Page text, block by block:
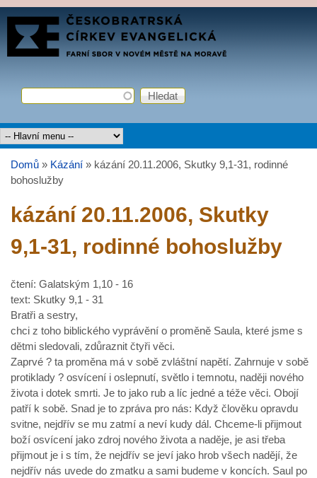
Přejít k hlavnímu obsahu
FARNÍ
SBOR
Vyhledávání
Hledat
Hlavní menu
Jste zde
Domů » Kázání » kázání 20.11.2006, Skutky 9,1-31, rodinné
bohoslužby
kázání 20.11.2006, Skutky
9,1-31, rodinné bohoslužby
čtení: Galatským 1,10 - 16
text: Skutky 9,1 - 31
Bratři a sestry,
chci z toho biblického vyprávění o proměně Saula, které jsme s
dětmi sledovali, zdůraznit čtyři věci.
Zaprvé ? ta proměna má v sobě zvláštní napětí. Zahrnuje v sobě
protiklady ? osvícení i oslepnutí, světlo i temnotu, naději nového
života i dotek smrti. Je to jako rub a líc jedné a téže věci. Obojí
patří k sobě. Snad je to zpráva pro nás: Když člověku opravdu
svitne, nejdřív se mu zatmí a neví kudy dál. Chceme-li přijmout
boží osvícení jako zdroj nového života a naděje, je asi třeba
přijmout je i s tím, že nejdřív se jeví jako hrob všech nadějí, že
nejdřív nás uvede do zmatku a sami budeme v koncích. Saul po